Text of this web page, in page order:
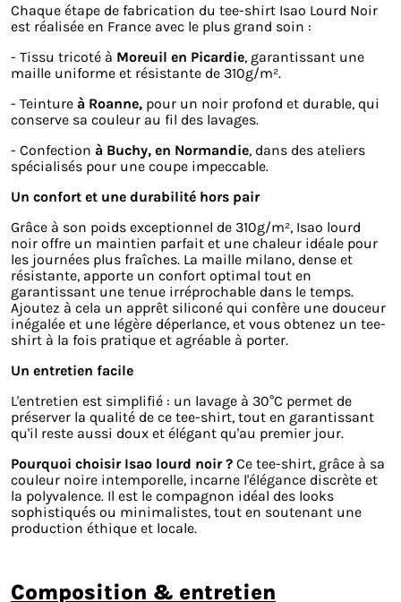
Chaque étape de fabrication du tee-shirt Isao Lourd Noir
est réalisée en France avec le plus grand soin :
- Tissu tricoté à Moreuil en Picardie, garantissant une
maille uniforme et résistante de 310g/m².
- Teinture à Roanne, pour un noir profond et durable, qui
conserve sa couleur au fil des lavages.
- Confection à Buchy, en Normandie, dans des ateliers
spécialisés pour une coupe impeccable.
Un confort et une durabilité hors pair
Grâce à son poids exceptionnel de 310g/m², Isao lourd
noir offre un maintien parfait et une chaleur idéale pour
les journées plus fraîches. La maille milano, dense et
résistante, apporte un confort optimal tout en
garantissant une tenue irréprochable dans le temps.
Ajoutez à cela un apprêt siliconé qui confère une douceur
inégalée et une légère déperlance, et vous obtenez un tee-
shirt à la fois pratique et agréable à porter.
Un entretien facile
L'entretien est simplifié : un lavage à 30°C permet de
préserver la qualité de ce tee-shirt, tout en garantissant
qu'il reste aussi doux et élégant qu'au premier jour.
Pourquoi choisir Isao lourd noir ? Ce tee-shirt, grâce à sa
couleur noire intemporelle, incarne l'élégance discrète et
la polyvalence. Il est le compagnon idéal des looks
sophistiqués ou minimalistes, tout en soutenant une
production éthique et locale.
composition & entretien